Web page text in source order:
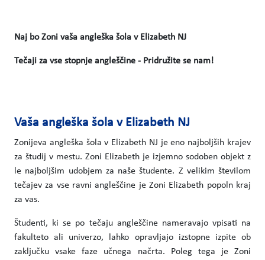
Naj bo Zoni vaša angleška šola v Elizabeth NJ
Tečaji za vse stopnje angleščine - Pridružite se nam!
Vaša angleška šola v Elizabeth NJ
Zonijeva angleška šola v Elizabeth NJ je eno najboljših krajev
za študij v mestu. Zoni Elizabeth je izjemno sodoben objekt z
le najboljšim udobjem za naše študente. Z velikim številom
tečajev za vse ravni angleščine je Zoni Elizabeth popoln kraj
za vas.
Študenti, ki se po tečaju angleščine nameravajo vpisati na
fakulteto ali univerzo, lahko opravljajo izstopne izpite ob
zaključku vsake faze učnega načrta. Poleg tega je Zoni